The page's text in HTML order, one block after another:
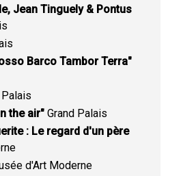
Jean Tinguely & Pontus
Barco Tambor Terra"
Palais
the air" Grand Palais
: Le regard d'un père
d'Art Moderne